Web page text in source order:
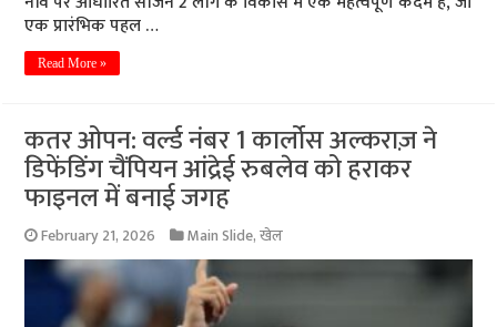
एक प्रारंभिक पहल …
Read More »
कतर ओपन: वर्ल्ड नंबर 1 कार्लोस अल्कराज़ ने
डिफेंडिंग चैंपियन आंद्रेई रुबलेव को हराकर
फाइनल में बनाई जगह
February 21, 2026 Main Slide,खेल